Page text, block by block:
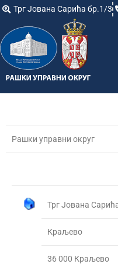
Трг Јована Сарића бр.1/3
Рашки управни округ
Трг Јована
Краљево
36 000 Краљево